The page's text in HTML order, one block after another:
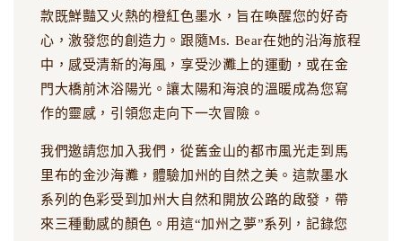
款既鮮豔又火熱的橙紅色墨水，旨在喚醒您的好奇
心，激發您的創造力。跟隨Ms. Bear在她的沿海旅程
中，感受清新的海風，享受沙灘上的運動，或在金
門大橋前沐浴陽光。讓太陽和海浪的溫暖成為您寫
作的靈感，引領您走向下一次冒險。
我們邀請您加入我們，從舊金山的都市風光走到馬
里布的金沙海灘，體驗加州的自然之美。這款墨水
系列的色彩受到加州大自然和開放公路的啟發，帶
來三種動感的顏色。用這“加州之夢”系列，記錄您